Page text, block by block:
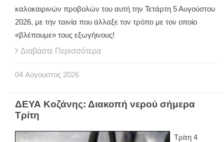
καλοκαιρινών προβολών του αυτή την Τετάρτη 5 Αυγούστου
2026, με την ταινία που άλλαξε τον τρόπο με τον οποίο
«βλέπουμε» τους εξωγήινους!
Διαβάστε Περισσότερα
04 Αύγουστος 2026
ΔΕΥΑ Κοζάνης: Διακοπή νερού σήμερα
Τρίτη
Τρίτη 4